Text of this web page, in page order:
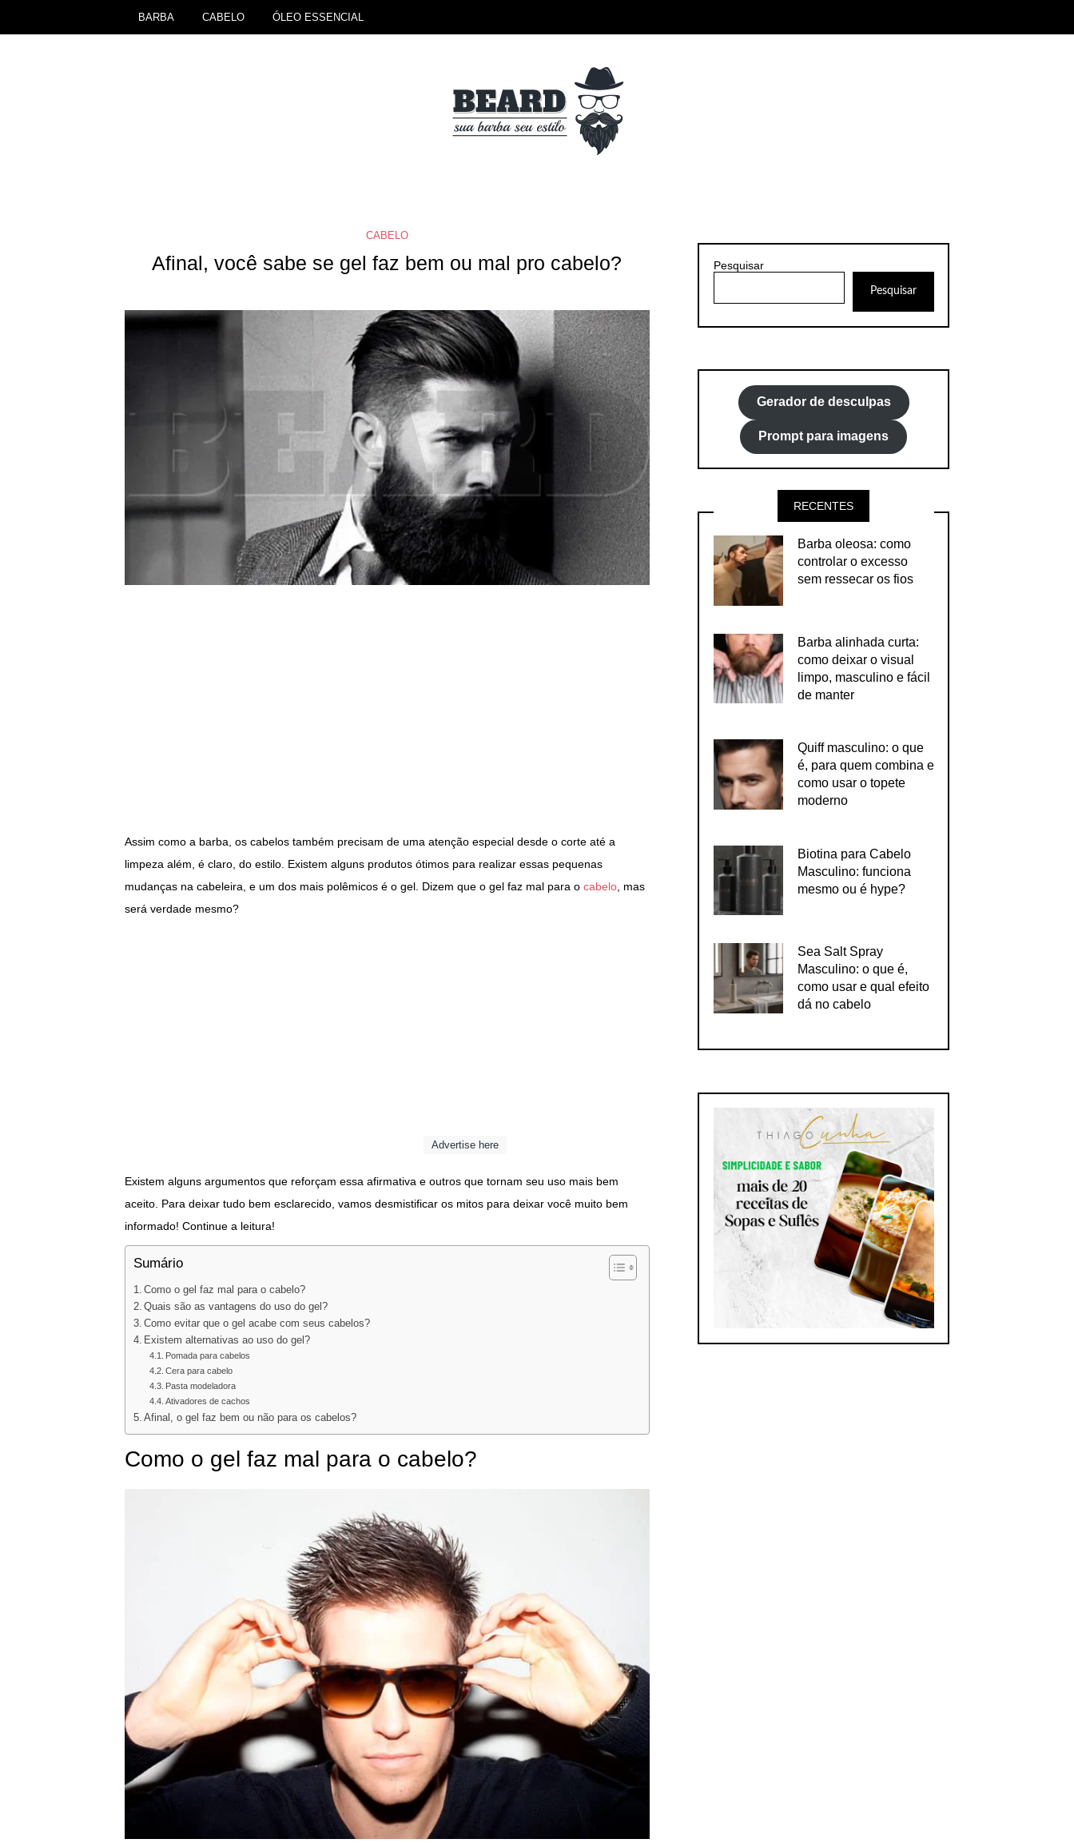
BARBA CABELO ÓLEO ESSENCIAL
CABELO
Afinal, você sabe se gel faz bem ou mal pro cabelo?
Assim como a barba, os cabelos também precisam de uma atenção especial desde o corte até a
limpeza além, é claro, do estilo. Existem alguns produtos ótimos para realizar essas pequenas
mudanças na cabeleira, e um dos mais polêmicos é o gel. Dizem que o gel faz mal para o cabelo, mas
será verdade mesmo?
Advertise here
Existem alguns argumentos que reforçam essa afirmativa e outros que tornam seu uso mais bem
aceito. Para deixar tudo bem esclarecido, vamos desmistificar os mitos para deixar você muito bem
informado! Continue a leitura!
Sumário
Como o gel faz mal para o cabelo?
Quais são as vantagens do uso do gel?
Como evitar que o gel acabe com seus cabelos?
Existem alternativas ao uso do gel?
Pomada para cabelos
Cera para cabelo
Pasta modeladora
Ativadores de cachos
Afinal, o gel faz bem ou não para os cabelos?
Como o gel faz mal para o cabelo?
Pesquisar
Pesquisar
Gerador de desculpas
Prompt para imagens
RECENTES
Barba oleosa: como
controlar o excesso
sem ressecar os fios
Barba alinhada curta:
como deixar o visual
limpo, masculino e fácil
de manter
Quiff masculino: o que
é, para quem combina e
como usar o topete
moderno
Biotina para Cabelo
Masculino: funciona
mesmo ou é hype?
Sea Salt Spray
Masculino: o que é,
como usar e qual efeito
dá no cabelo